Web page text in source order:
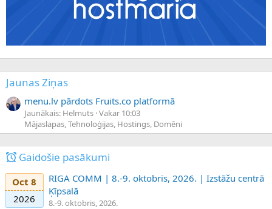
Jaunas Ziņas
menu.lv pārdots Fruits.co platformā
Jaunākais: Helmuts Vakar 10:03
Mājaslapas, Tehnoloģijas, Hostings, Domēni
Gaidošie pasākumi
Oct 8
2026
RIGA COMM | 8.-9. oktobris, 2026. | Izstāžu centrā
Ķīpsalā
8.-9. oktobris, 2026.